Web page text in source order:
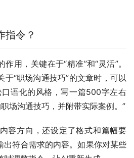
指令？
用，关键在于“精准”和“灵活”。
于“职场沟通技巧”的文章时，可以
语化的风格，写一篇500字左右
场沟通技巧，并附带实际案例。”
容方向，还设定了格式和篇幅要
出符合需求的内容。如果你对某些